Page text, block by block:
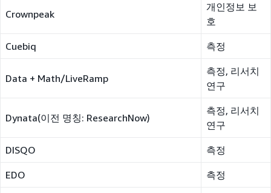
Crownpeak
개인정보 보
호
Cuebiq 측정
Data + Math/LiveRamp
측정, 리서치
연구
Dynata(이전 명칭: ResearchNow)
측정, 리서치
연구
DISQO 측정
EDO 측정